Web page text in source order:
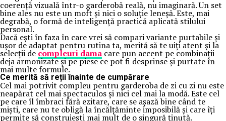
coerență vizuală într-o garderobă reală, nu imaginară. Un set
bine ales nu este un moft și nici o soluție leneșă. Este, mai
degrabă, o formă de inteligență practică aplicată stilului
personal.
Dacă ești în faza în care vrei să compari variante purtabile și
ușor de adaptat pentru rutina ta, merită să te uiți atent și la
selecții de compleuri dama care pun accent pe combinații
deja armonizate și pe piese ce pot fi desprinse și purtate în
mai multe formule.
Ce merită să reții înainte de cumpărare
Cel mai potrivit compleu pentru garderoba de zi cu zi nu este
neapărat cel mai spectaculos și nici cel mai la modă. Este cel
pe care îl îmbraci fără ezitare, care se așază bine când te
miști, care nu te obligă la încălțăminte imposibilă și care îți
permite să construiești mai mult de o singură ținută.